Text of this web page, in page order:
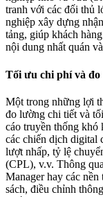
tranh với các đối thủ
nghiệp xây dựng
tảng, giúp khách
nội dung nhất quán
Tối ưu chi phí và đo
Một trong những lợi
đo lường chi tiết và
cáo truyền thống khó
các chiến dịch digital
lượt nhấp, tỷ lệ
(CPL), v.v. Thông
Manager hay các
sách, điều chỉnh